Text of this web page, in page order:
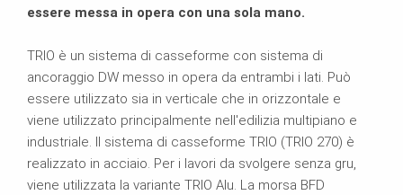
essere messa in opera con una sola mano.
TRIO è un sistema di casseforme con sistema di
ancoraggio DW messo in opera da entrambi i lati. Può
essere utilizzato sia in verticale che in orizzontale e
viene utilizzato principalmente nell'edilizia multipiano e
industriale. Il sistema di casseforme TRIO (TRIO 270) è
realizzato in acciaio. Per i lavori da svolgere senza gru,
viene utilizzata la variante TRIO Alu. La morsa BFD